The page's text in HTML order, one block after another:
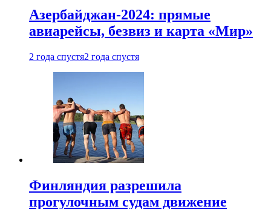
Азербайджан-2024: прямые
авиарейсы, безвиз и карта «Мир»
2 года спустя2 года спустя
Финляндия разрешила
прогулочным судам движение